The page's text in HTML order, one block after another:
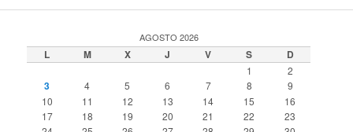
AGOSTO 2026
L M X J V S D
1 2
3 4 5 6 7 8
9
10
11 12 13 14 15
16
17
18 19 20 21 22
23